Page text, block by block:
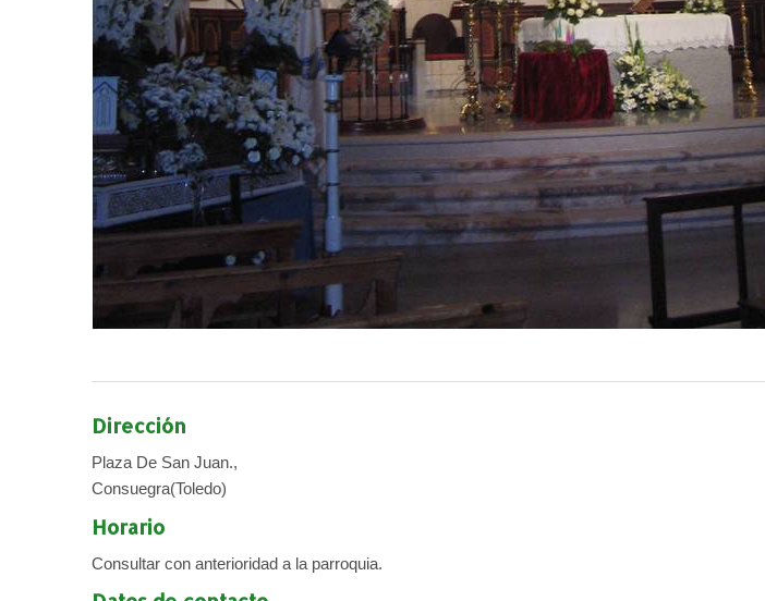
Dirección
Plaza De San Juan.,
Consuegra(Toledo)
Horario
Consultar con anterioridad a la parroquia.